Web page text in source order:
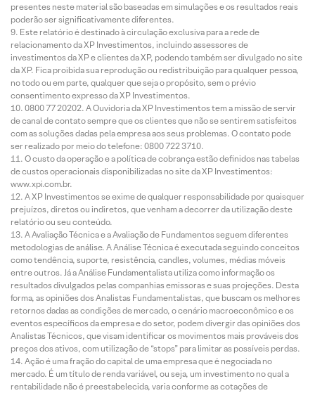
presentes neste material são baseadas em simulações e os resultados reais
poderão ser significativamente diferentes.
Este relatório é destinado à circulação exclusiva para a rede de
relacionamento da XP Investimentos, incluindo assessores de
investimentos da XP e clientes da XP, podendo também ser divulgado no site
da XP. Fica proibida sua reprodução ou redistribuição para qualquer pessoa,
no todo ou em parte, qualquer que seja o propósito, sem o prévio
consentimento expresso da XP Investimentos.
0800 77 20202. A Ouvidoria da XP Investimentos tem a missão de servir
de canal de contato sempre que os clientes que não se sentirem satisfeitos
com as soluções dadas pela empresa aos seus problemas. O contato pode
ser realizado por meio do telefone: 0800 722 3710.
O custo da operação e a política de cobrança estão definidos nas tabelas
de custos operacionais disponibilizadas no site da XP Investimentos:
www.xpi.com.br.
A XP Investimentos se exime de qualquer responsabilidade por quaisquer
prejuízos, diretos ou indiretos, que venham a decorrer da utilização deste
relatório ou seu conteúdo.
A Avaliação Técnica e a Avaliação de Fundamentos seguem diferentes
metodologias de análise. A Análise Técnica é executada seguindo conceitos
como tendência, suporte, resistência, candles, volumes, médias móveis
entre outros. Já a Análise Fundamentalista utiliza como informação os
resultados divulgados pelas companhias emissoras e suas projeções. Desta
forma, as opiniões dos Analistas Fundamentalistas, que buscam os melhores
retornos dadas as condições de mercado, o cenário macroeconômico e os
eventos específicos da empresa e do setor, podem divergir das opiniões dos
Analistas Técnicos, que visam identificar os movimentos mais prováveis dos
preços dos ativos, com utilização de “stops” para limitar as possíveis perdas.
Ação é uma fração do capital de uma empresa que é negociada no
mercado. É um título de renda variável, ou seja, um investimento no qual a
rentabilidade não é preestabelecida, varia conforme as cotações de